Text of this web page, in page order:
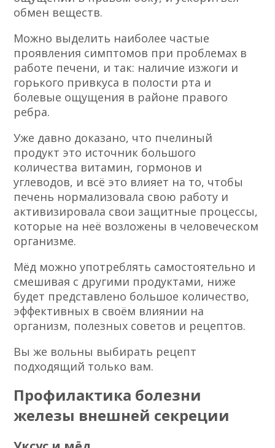
Если заболевания незначительны,
дискомфортные ощущения в районе
органа должны пройти.
Для наилучшего эффекта так же можно
добавлять пергу, обычно продукты
спешиваются 50\50 и употребляются по
одной чайной ложечке, трижды в день.
Результат не заставит себя долго ждать,
всего через неделю не будет неприятных
ощущений в правом боку, и ускориться
обмен веществ.
Можно выделить наиболее частые
проявления симптомов при проблемах в
работе печени, и так: наличие изжоги и
болевые ощущения в районе правого
ребра.
Уже давно доказано, что пчелиный
продукт это источник большого
углеводов, и всё это влияет на то, чтобы
печень нормализовала свою работу и
которые на неё возложены в человеческом
организме.
Мёд можно употреблять самостоятельно и